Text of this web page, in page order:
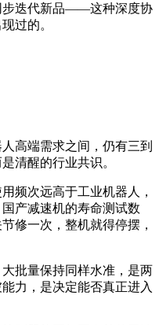
步迭代新品——这种深度协
过的。
高端需求之间，仍有三到
清醒的行业共识。
频次远高于工业机器人，
产减速机的寿命测试数
修一次，整机就得停摆，
大批量保持同样水准，是两
力，是决定能否真正进入